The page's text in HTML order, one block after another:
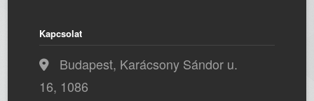
Kapcsolat
Budapest, Karácsony Sándor u.
16, 1086